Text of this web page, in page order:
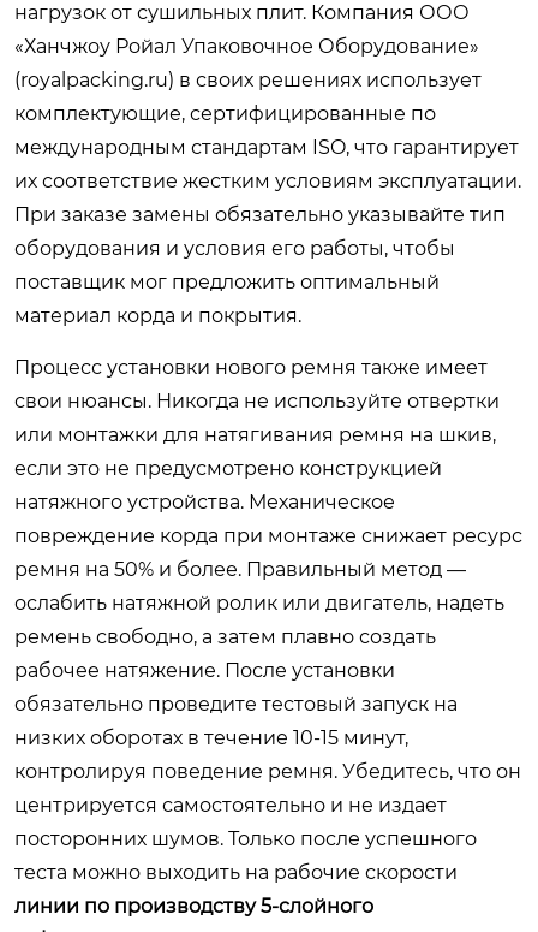
нагрузок от сушильных плит. Компания ООО
«Ханчжоу Ройал Упаковочное Оборудование»
(royalpacking.ru) в своих решениях использует
комплектующие, сертифицированные по
международным стандартам ISO, что гарантирует
их соответствие жестким условиям эксплуатации.
При заказе замены обязательно указывайте тип
оборудования и условия его работы, чтобы
поставщик мог предложить оптимальный
материал корда и покрытия.
Процесс установки нового ремня также имеет
свои нюансы. Никогда не используйте отвертки
или монтажки для натягивания ремня на шкив,
если это не предусмотрено конструкцией
натяжного устройства. Механическое
повреждение корда при монтаже снижает ресурс
ремня на 50% и более. Правильный метод —
ослабить натяжной ролик или двигатель, надеть
ремень свободно, а затем плавно создать
рабочее натяжение. После установки
обязательно проведите тестовый запуск на
низких оборотах в течение 10-15 минут,
контролируя поведение ремня. Убедитесь, что он
центрируется самостоятельно и не издает
посторонних шумов. Только после успешного
теста можно выходить на рабочие скорости
линии по производству 5-слойного